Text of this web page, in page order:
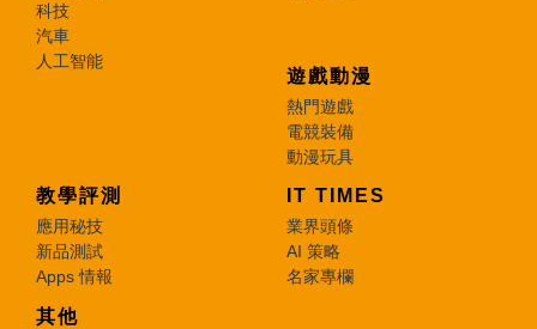
科技
汽車
人工智能
遊戲動漫
熱門遊戲
電競裝備
動漫玩具
教學評測
應用秘技
新品測試
Apps 情報
IT TIMES
業界頭條
AI 策略
名家專欄
其他